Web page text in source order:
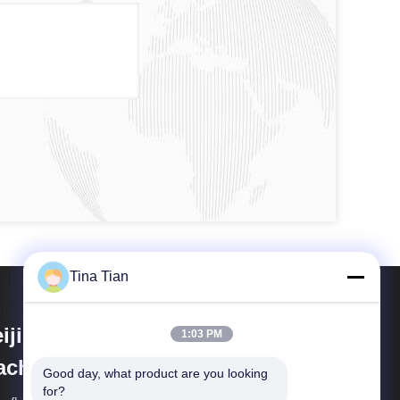
Vibroflotation Engineering
Limited Company
Tina Tian
1:03 PM
Good day, what product are you looking
for?